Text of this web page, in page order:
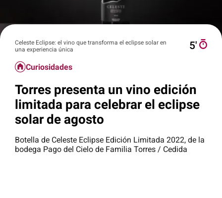
Celeste Eclipse: el vino que transforma el eclipse solar en
una experiencia única
5′
Curiosidades
Torres presenta un vino edición
limitada para celebrar el eclipse
solar de agosto
Botella de Celeste Eclipse Edición Limitada 2022, de la
bodega Pago del Cielo de Familia Torres / Cedida